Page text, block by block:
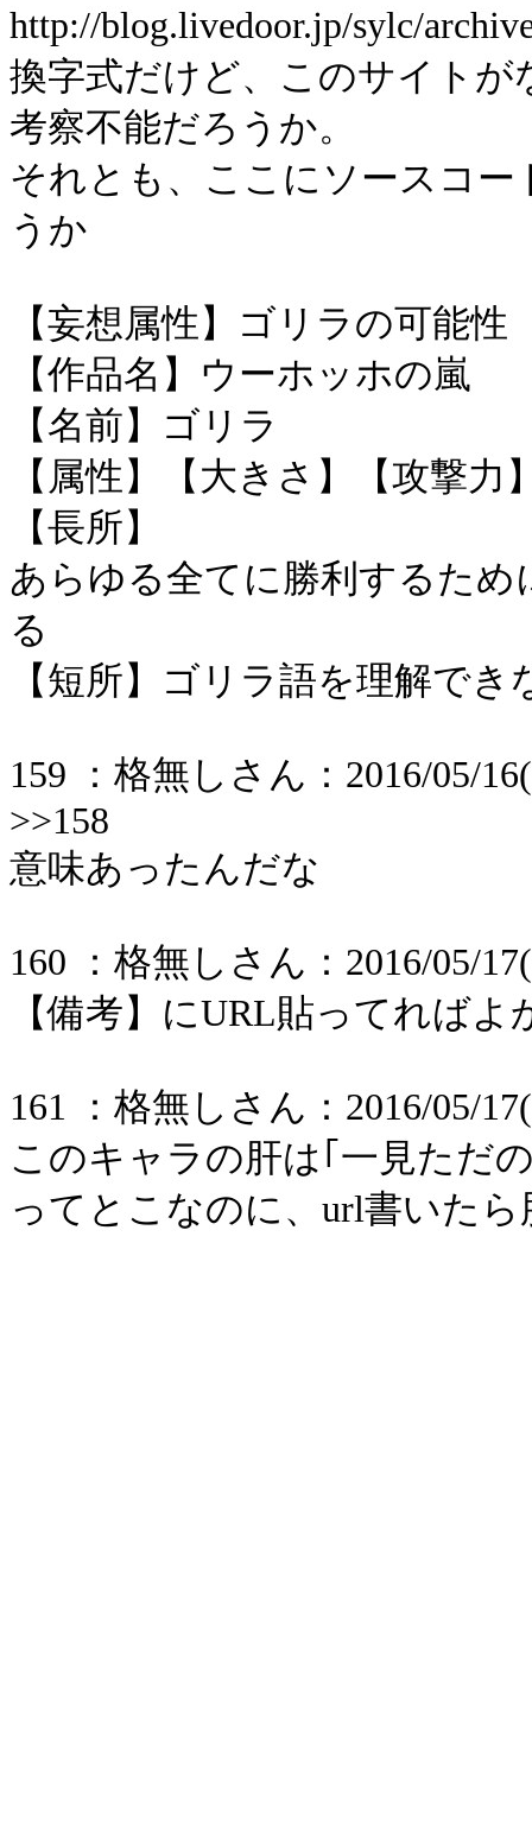
http://blog.livedoor.jp/sylc/
換字式だけど、このサイト
考察不能だろうか。
それとも、ここにソースコ
うか
【妄想属性】ゴリラの可能性
【作品名】ウーホッホの嵐
【名前】ゴリラ
【属性】【大きさ】【攻撃
【長所】
あらゆる全てに勝利するた
る
【短所】ゴリラ語を理解で
159 ：格無しさん：2016/05/
>>158
意味あったんだな
160 ：格無しさん：2016/05/
【備考】にURL貼ってればよ
161 ：格無しさん：2016/05/
このキャラの肝は｢一見ただ
ってとこなのに、url書いた